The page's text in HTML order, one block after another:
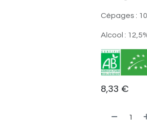
Cépages :
Alcool :
8,33 €